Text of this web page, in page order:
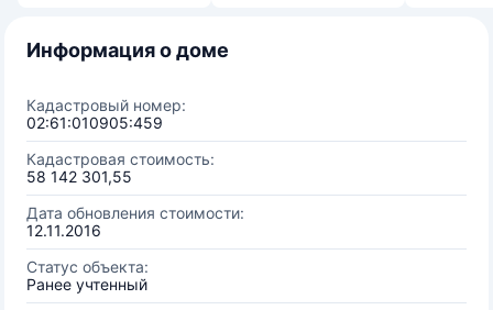
Информация о доме
Кадастровый номер:
02:61:010905:459
Кадастровая стоимость:
58 142 301,55
Дата обновления стоимости:
12.11.2016
Статус объекта:
Ранее учтенный